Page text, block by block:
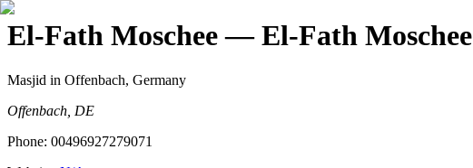
El-Fath Moschee— El-Fath Moschee
Masjid in Offenbach, Germany
Offenbach, DE
Phone: 00496927279071